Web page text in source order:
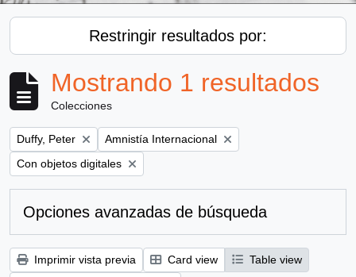
Restringir resultados por:
Mostrando 1 resultados
Colecciones
Remove filter:
Duffy, Peter Remove filter:
Amnistía Internacional
Remove filter:
Con objetos digitales
Opciones avanzadas de búsqueda
Imprimir vista previa Card view
Table view